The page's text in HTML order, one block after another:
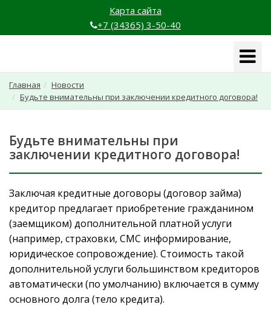
Карта сайта
+7 (34365) 3-50-40
Главная
Новости
Будьте внимательны при заключении кредитного договора!
Будьте внимательны при
заключении кредитного договора!
Заключая кредитные договоры (договор займа)
кредитор предлагает приобретение гражданином
(заемщиком) дополнительной платной услуги
(например, страховки, СМС информирование,
юридическое сопровождение). Стоимость такой
дополнительной услуги большинством кредиторов
автоматически (по умолчанию) включается в сумму
основного долга (тело кредита).